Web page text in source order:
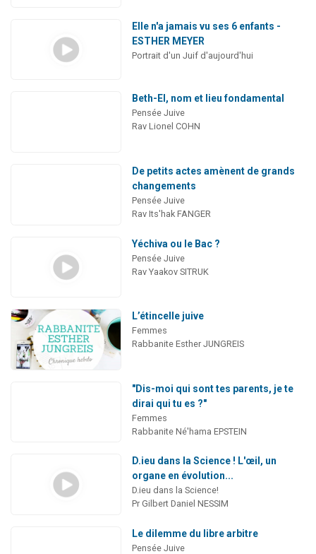
Elle n'a jamais vu ses 6 enfants -
ESTHER MEYER
Portrait d'un Juif d'aujourd'hui
Beth-El, nom et lieu fondamental
Pensée Juive
Rav Lionel COHN
De petits actes amènent de grands
changements
Pensée Juive
Rav Its'hak FANGER
Yéchiva ou le Bac ?
Pensée Juive
Rav Yaakov SITRUK
L’étincelle juive
Femmes
Rabbanite Esther JUNGREIS
"Dis-moi qui sont tes parents, je te
dirai qui tu es ?"
Femmes
Rabbanite Né'hama EPSTEIN
D.ieu dans la Science ! L'œil, un
organe en évolution...
D.ieu dans la Science!
Pr Gilbert Daniel NESSIM
Le dilemme du libre arbitre
Pensée Juive